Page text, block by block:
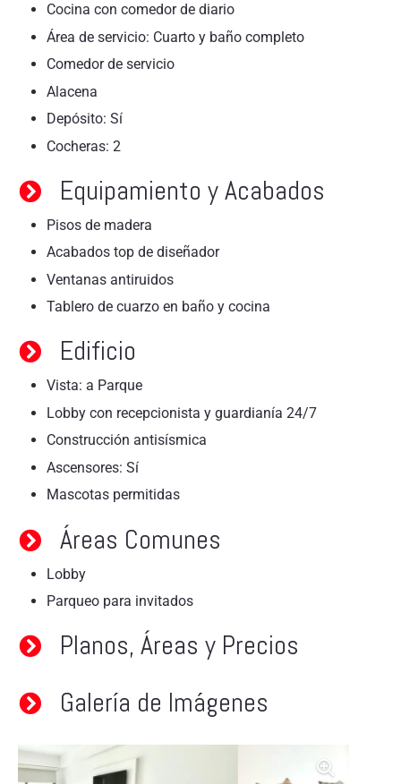
Cocina con comedor de diario
Área de servicio: Cuarto y baño completo
Comedor de servicio
Alacena
Depósito: Sí
Cocheras: 2
Equipamiento y Acabados
Pisos de madera
Acabados top de diseñador
Ventanas antiruidos
Tablero de cuarzo en baño y cocina
Edificio
Vista: a Parque
Lobby con recepcionista y guardianía 24/7
Construcción antisísmica
Ascensores: Sí
Mascotas permitidas
Áreas Comunes
Lobby
Parqueo para invitados
Planos, Áreas y Precios
Galería de Imágenes